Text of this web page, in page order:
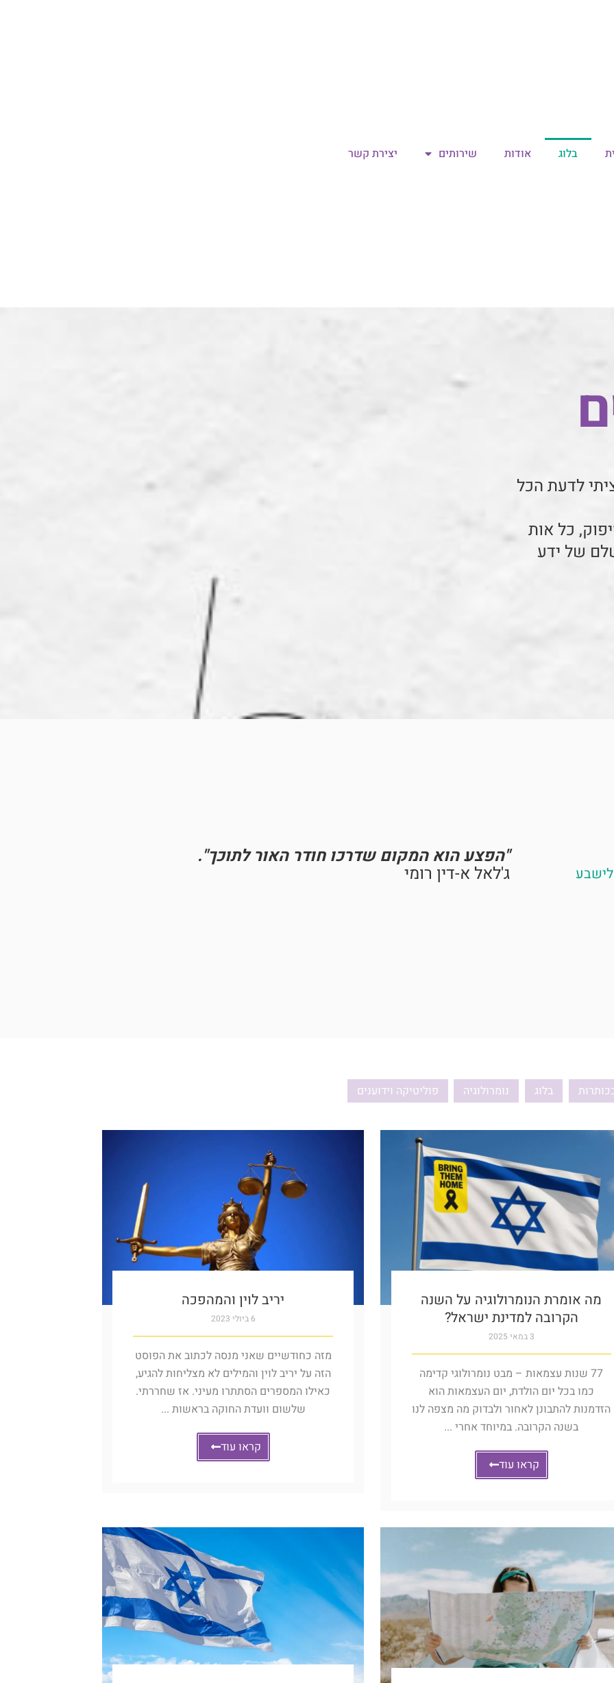
בלוג אודות שירותים יצירת קשר
לדעת הכל
כל אות
של ידע
"הפצע הוא המקום שדרכו חודר האור לתוכך".
ג'לאל א-דין רומי
בלוג נומרולוגיה פוליטיקה וידוענים
מה אומרת הנומרולוגיה על השנה
הקרובה למדינת ישראל?
3 במאי 2025
77 שנות עצמאות – מבט נומרולוגי קדימה
כמו בכל יום הולדת, יום העצמאות הוא
הזדמנות להתבונן לאחור ולבדוק מה מצפה לנו
בשנה הקרובה. במיוחד אחרי ...
קראו עוד
יריב לוין והמהפכה
6 ביולי 2023
מזה כחודשיים שאני מנסה לכתוב את הפוסט
הזה על יריב לוין והמילים לא מצליחות להגיע,
כאילו המספרים הסתתרו מעיני. אז שחררתי.
שלשום וועדת החוקה בראשות ...
קראו עוד